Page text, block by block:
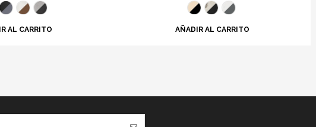
AL CARRITO AÑADIR AL CARRITO